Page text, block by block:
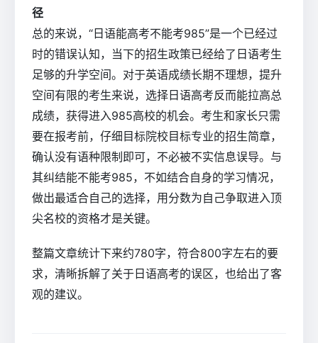
径
总的来说，“日语能高考不能考985”是一个已经过
时的错误认知，当下的招生政策已经给了日语考生
足够的升学空间。对于英语成绩长期不理想，提升
空间有限的考生来说，选择日语高考反而能拉高总
成绩，获得进入985高校的机会。考生和家长只需
要在报考前，仔细目标院校目标专业的招生简章，
确认没有语种限制即可，不必被不实信息误导。与
其纠结能不能考985，不如结合自身的学习情况，
做出最适合自己的选择，用分数为自己争取进入顶
尖名校的资格才是关键。
整篇文章统计下来约780字，符合800字左右的要
求，清晰拆解了关于日语高考的误区，也给出了客
观的建议。